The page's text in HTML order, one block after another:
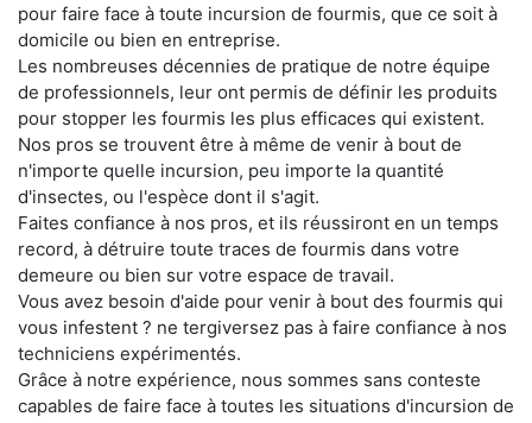
pour faire face à toute incursion de fourmis, que ce soit à
domicile ou bien en entreprise.
Les nombreuses décennies de pratique de notre équipe
de professionnels, leur ont permis de définir les produits
pour stopper les fourmis les plus efficaces qui existent.
Nos pros se trouvent être à même de venir à bout de
n'importe quelle incursion, peu importe la quantité
d'insectes, ou l'espèce dont il s'agit.
Faites confiance à nos pros, et ils réussiront en un temps
record, à détruire toute traces de fourmis dans votre
demeure ou bien sur votre espace de travail.
Vous avez besoin d'aide pour venir à bout des fourmis qui
vous infestent ? ne tergiversez pas à faire confiance à nos
techniciens expérimentés.
Grâce à notre expérience, nous sommes sans conteste
capables de faire face à toutes les situations d'incursion de